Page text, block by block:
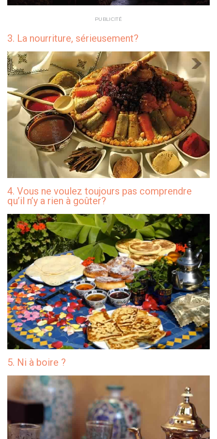
PUBLICITÉ
3. La nourriture, sérieusement?
4. Vous ne voulez toujours pas comprendre
qu’il n’y a rien à goûter?
5. Ni à boire ?